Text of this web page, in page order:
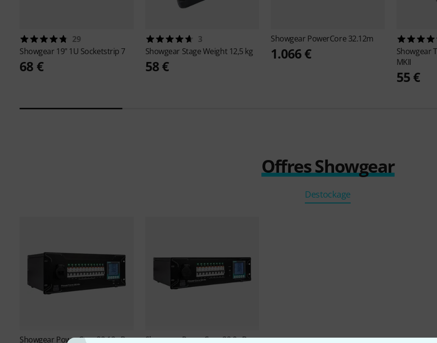
29
Showgear 19" 1U Socketstrip 7
68 €
3
Showgear Stage Weight 12,5 kg
58 €
Showgear PowerCore 32.12m
1.066 € Showgear
MKII
55 €
Offres Showgear
Destockage
Showgear PowerCore 32.12c B-
ShowgearPowerCore 32.9s B-